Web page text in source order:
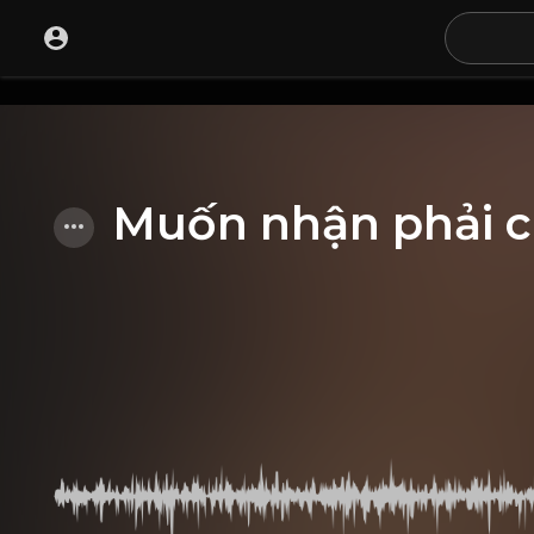
Muốn nhận phải